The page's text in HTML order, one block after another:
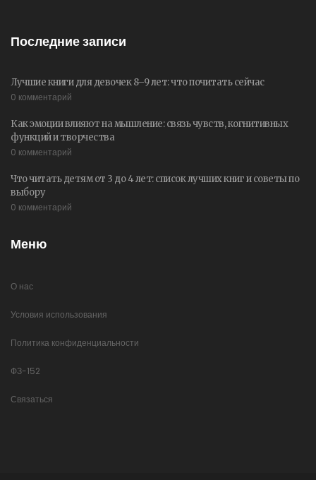
Последние записи
Лучшие книги для девочек 8–9 лет: что почитать сейчас
0 комментарий
Как эмоции влияют на мышление: связь чувств, когнитивных
функций и творчества
0 комментарий
Что читать детям от 3 до 4 лет: список лучших книг и советы по
выбору
0 комментарий
Меню
О нас
Условия использования
Политика конфиденциальности
ФЗ-152
Связаться